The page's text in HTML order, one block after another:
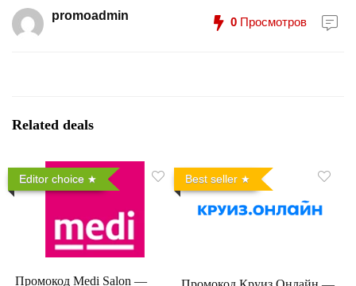
promoadmin 0 Просмотров
Related deals
Editor choice
Промокод Medi Salon —
Best seller